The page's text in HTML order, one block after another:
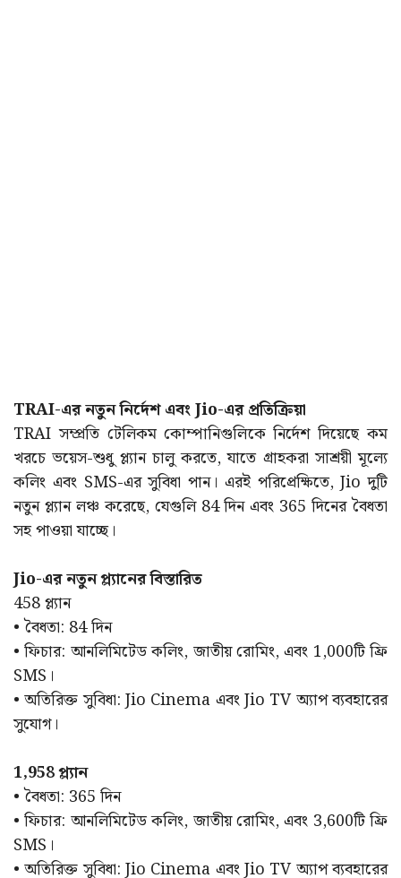
TRAI-এর নতুন নির্দেশ এবং Jio-এর প্রতিক্রিয়া
TRAI সম্প্রতি টেলিকম কোম্পানিগুলিকে নির্দেশ দিয়েছে কম
খরচে ভয়েস-শুধু প্ল্যান চালু করতে, যাতে গ্রাহকরা সাশ্রয়ী মূল্যে
কলিং এবং SMS-এর সুবিধা পান। এরই পরিপ্রেক্ষিতে, Jio দুটি
নতুন প্ল্যান লঞ্চ করেছে, যেগুলি 84 দিন এবং 365 দিনের বৈধতা
সহ পাওয়া যাচ্ছে।
Jio-এর নতুন প্ল্যানের বিস্তারিত
458 প্ল্যান
• বৈধতা: 84 দিন
• ফিচার: আনলিমিটেড কলিং, জাতীয় রোমিং, এবং 1,000টি ফ্রি
SMS।
• অতিরিক্ত সুবিধা: Jio Cinema এবং Jio TV অ্যাপ ব্যবহারের
সুযোগ।
1,958 প্ল্যান
• বৈধতা: 365 দিন
• ফিচার: আনলিমিটেড কলিং, জাতীয় রোমিং, এবং 3,600টি ফ্রি
SMS।
• অতিরিক্ত সুবিধা: Jio Cinema এবং Jio TV অ্যাপ ব্যবহারের